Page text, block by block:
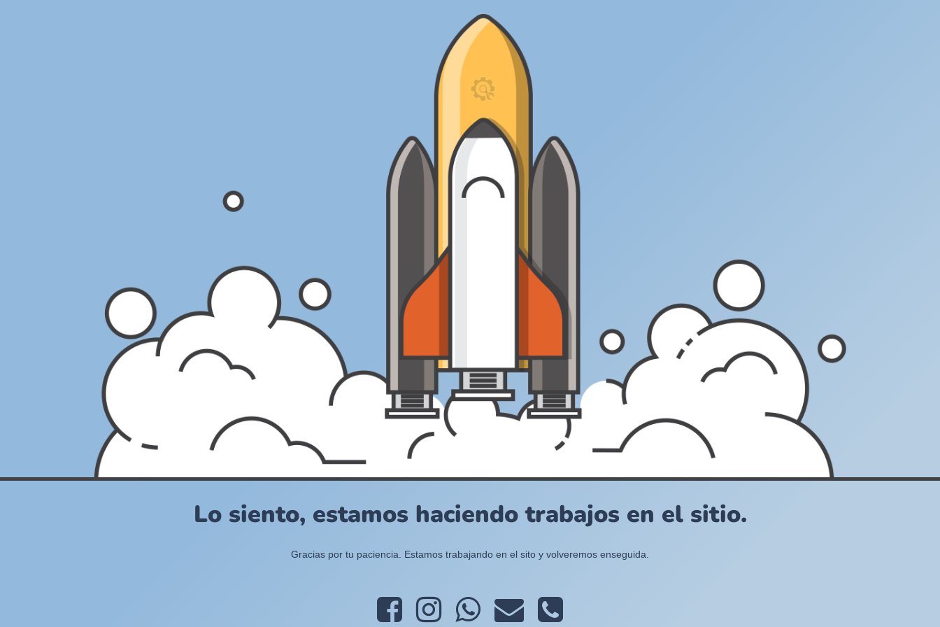
Lo siento, estamos haciendo trabajos en el sitio.
Gracias por tu paciencia. Estamos trabajando en el sito y volveremos enseguida.